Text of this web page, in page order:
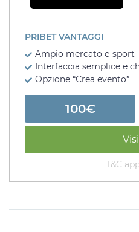
PRIBET VANTAGGI
Ampio mercato e-sport
Interfaccia semplice e
Opzione “Crea evento”
100€
T&C